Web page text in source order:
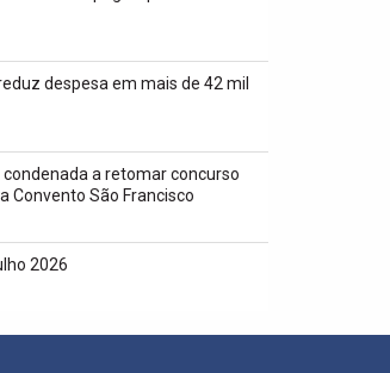
despesa em mais de 42 mil
a retomar concurso
Convento São Francisco
2026